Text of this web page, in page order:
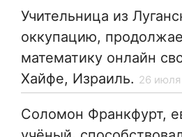
Учительница из
оккупацию,
математику онлайн
Хайфе, Израиль. 26 июля
Соломон Франкфурт,